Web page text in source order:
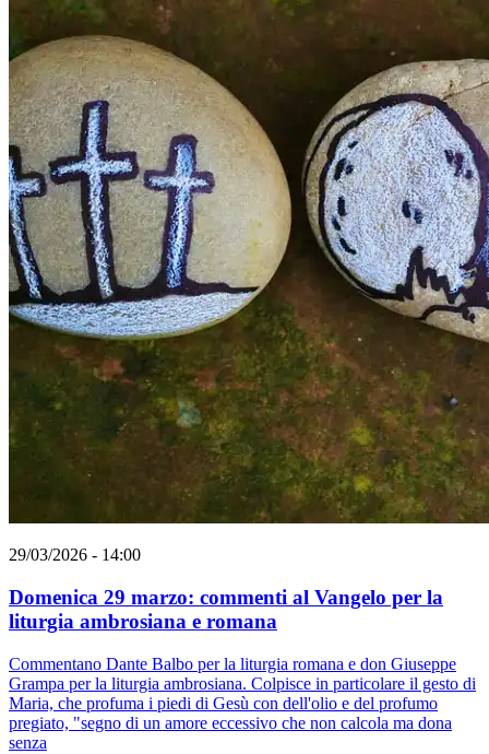
29/03/2026 - 14:00
Domenica 29 marzo: commenti al Vangelo per la
liturgia ambrosiana e romana
Commentano Dante Balbo per la liturgia romana e don Giuseppe
Grampa per la liturgia ambrosiana. Colpisce in particolare il gesto di
Maria, che profuma i piedi di Gesù con dell'olio e del profumo
pregiato, "segno di un amore eccessivo che non calcola ma dona
senza